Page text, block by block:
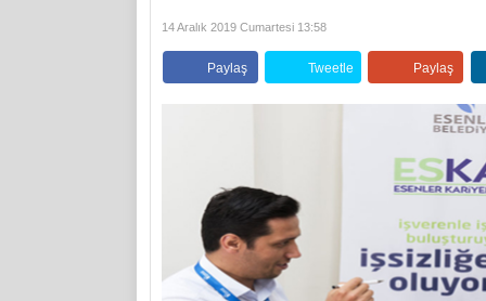
14 Aralık 2019 Cumartesi 13:58
Paylaş Tweetle Paylaş